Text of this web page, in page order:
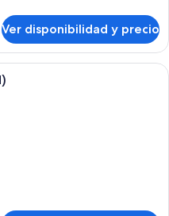
Ver disponibilidad y precio
de hotel con sofá,